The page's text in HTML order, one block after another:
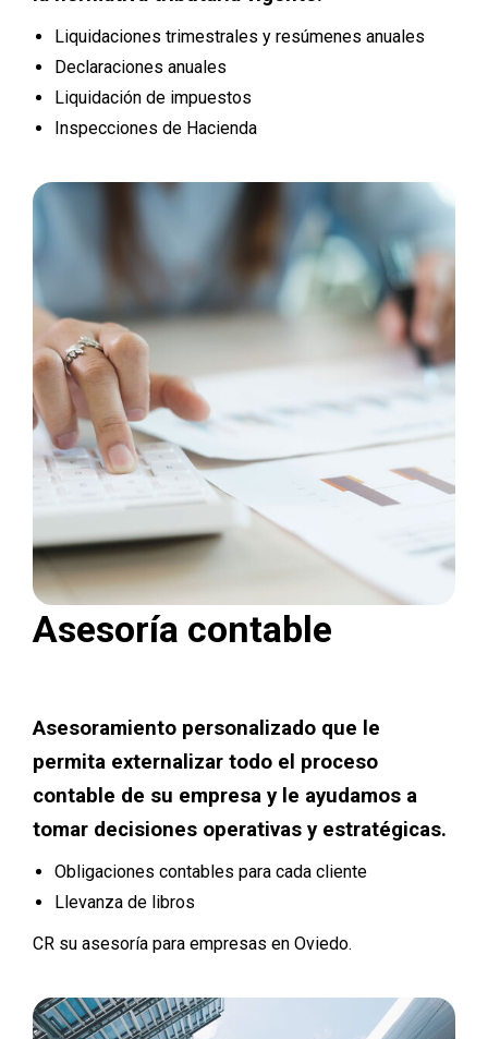
Liquidaciones trimestrales y resúmenes anuales
Declaraciones anuales
Liquidación de impuestos
Inspecciones de Hacienda
Asesoría contable
Asesoramiento personalizado que le
permita externalizar todo el proceso
contable de su empresa y le ayudamos a
tomar decisiones operativas y estratégicas.
Obligaciones contables para cada cliente
Llevanza de libros
CR su asesoría para empresas en Oviedo.